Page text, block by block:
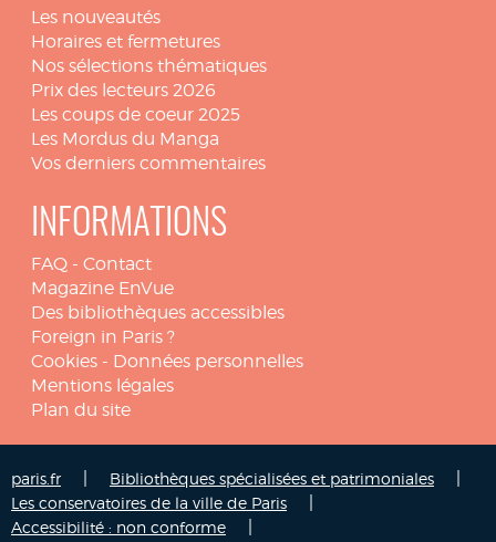
Les nouveautés
Horaires et fermetures
Nos sélections thématiques
Prix des lecteurs 2026
Les coups de coeur 2025
Les Mordus du Manga
Vos derniers commentaires
INFORMATIONS
FAQ - Contact
Magazine EnVue
Des bibliothèques accessibles
Foreign in Paris ?
Cookies - Données personnelles
Mentions légales
Plan du site
paris.fr Bibliothèques spécialisées et patrimoniales
Les conservatoires de la ville de Paris
Accessibilité : non conforme